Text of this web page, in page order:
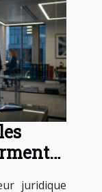
?
juridique